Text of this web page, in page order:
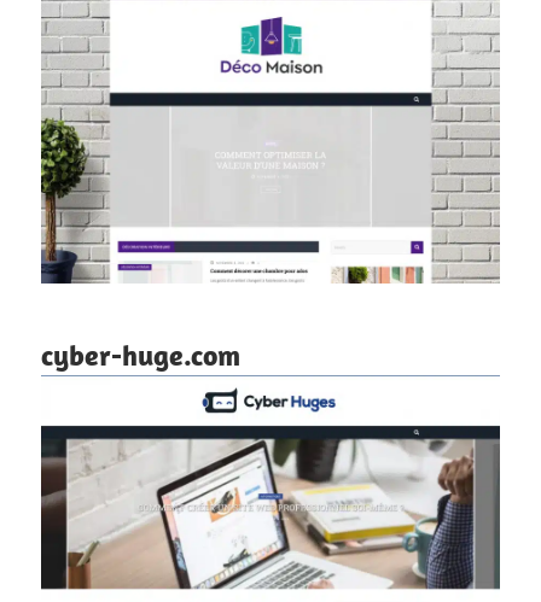
cyber-huge.com